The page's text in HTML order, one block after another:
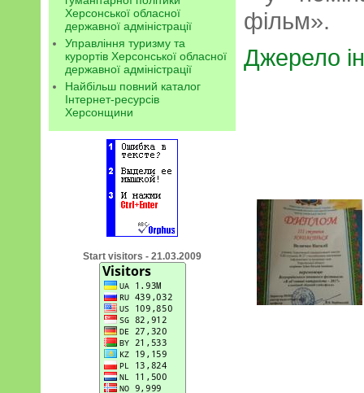
Херсонської обласної
державної адміністрації
Управління туризму та
курортів Херсонської обласної
державної адміністрації
Найбільш повний каталог
Інтернет-ресурсів
Херсонщини
Start visitors - 21.03.2009
фільм».
Джерело